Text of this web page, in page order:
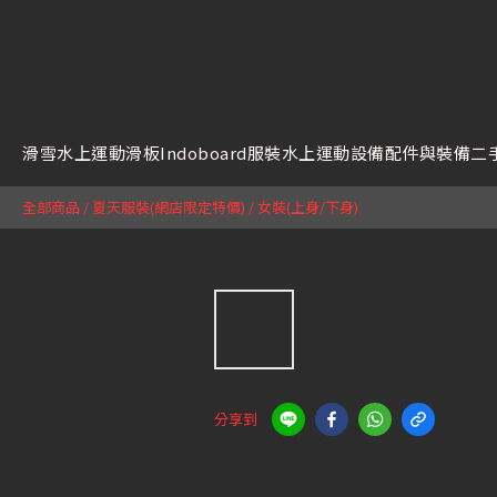
滑雪水上運動滑板Indoboard服裝水上運動設備配件與裝備二
全部商品 / 夏天服裝(網店限定特價) /女裝(上身/下身)
分享到